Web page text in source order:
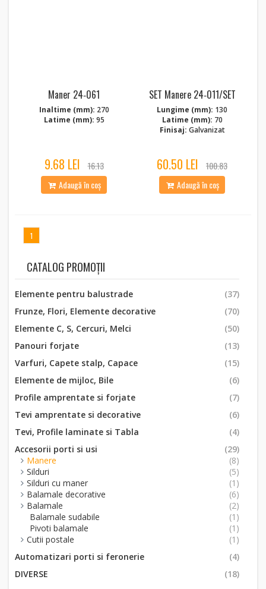
Maner 24‑061
Inaltime (mm): 270
Latime (mm): 95
9.68 LEI
16.13
Adaugă în coș
SET Manere 24‑011/SET
Lungime (mm): 130
Latime (mm): 70
Finisaj: Galvanizat
60.50 LEI
100.83
Adaugă în coș
1
CATALOG PROMOȚII
Elemente pentru balustrade
(37)
Frunze, Flori, Elemente decorative
(70)
Elemente C, S, Cercuri, Melci
(50)
Panouri forjate
(13)
Varfuri, Capete stalp, Capace
(15)
Elemente de mijloc, Bile
(6)
Profile amprentate si forjate
(7)
Tevi amprentate si decorative
(6)
Tevi, Profile laminate si Tabla
(4)
Accesorii porti si usi
(29)
Manere
(8)
Silduri
(5)
Silduri cu maner
(1)
Balamale decorative
(6)
Balamale
(2)
Balamale sudabile
(1)
Pivoti balamale
(1)
Cutii postale
(1)
Automatizari porti si feronerie
(4)
DIVERSE
(18)